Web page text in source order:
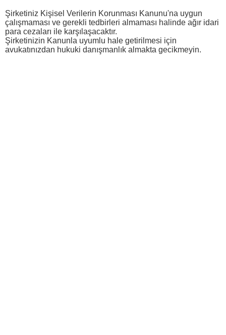
Şirketiniz Kişisel Verilerin Korunması Kanunu'na uygun
çalışmaması ve gerekli tedbirleri almaması halinde ağır idari
para cezaları ile karşılaşacaktır.
Şirketinizin Kanunla uyumlu hale getirilmesi için
avukatınızdan hukuki danışmanlık almakta gecikmeyin.